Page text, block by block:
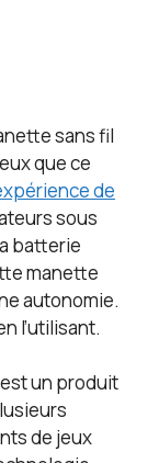
sans fil
que ce
de
sous
batterie
manette
autonomie.
l’utilisant.
est un produit
de jeux